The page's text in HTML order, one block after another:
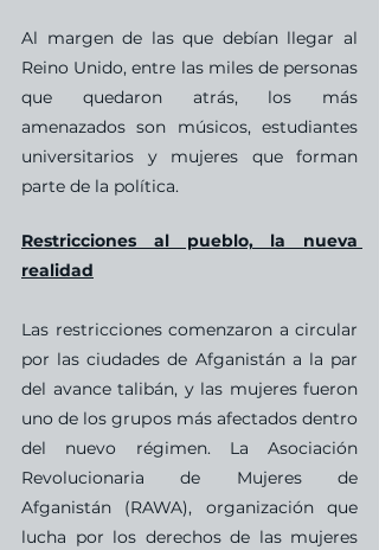
Al margen de las que debían llegar al
Reino Unido, entre las miles de personas
que quedaron atrás, los más
amenazados son músicos, estudiantes
universitarios y mujeres que forman
parte de la política.
Restricciones al pueblo, la nueva
realidad
Las restricciones comenzaron a circular
por las ciudades de Afganistán a la par
del avance talibán, y las mujeres fueron
uno de los grupos más afectados dentro
del nuevo régimen. La Asociación
Revolucionaria de Mujeres de
Afganistán​ (RAWA), organización que
lucha por los derechos de las mujeres